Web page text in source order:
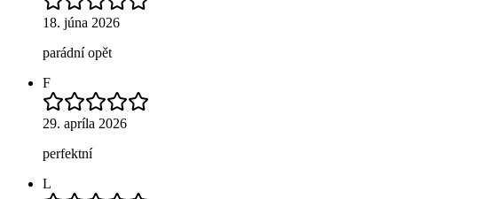
18. júna 2026
parádní opět
F
29. apríla 2026
perfektní
L